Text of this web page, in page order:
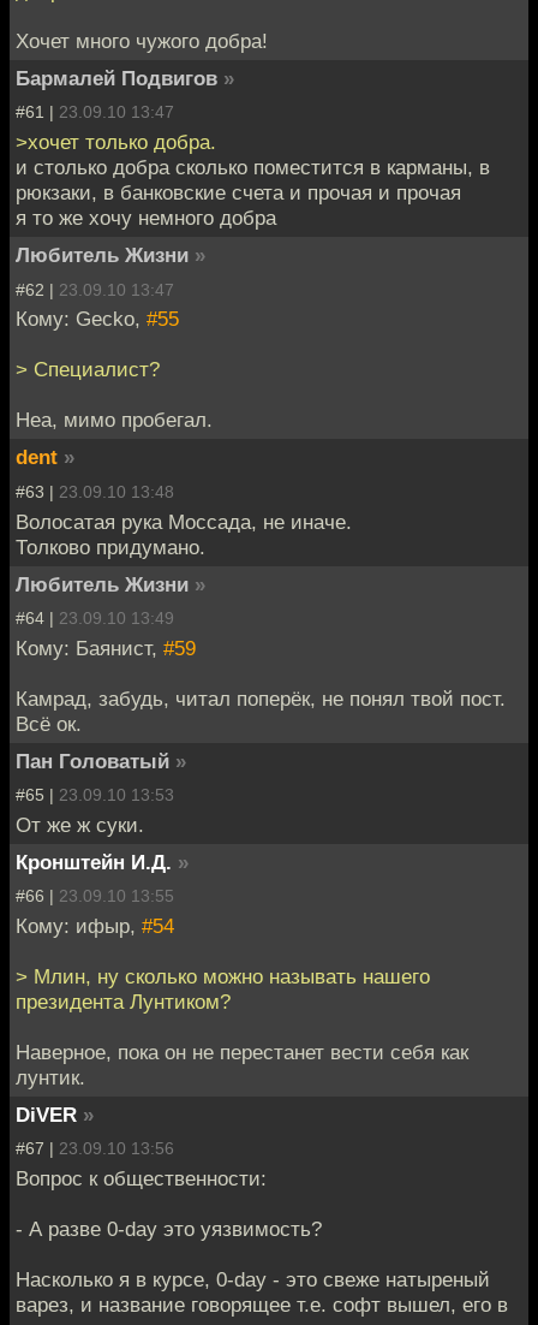
Хочет много чужого добра!
Бармалей Подвигов »
#61 | 23.09.10 13:47
>хочет только добра.
и столько добра сколько поместится в карманы, в
рюкзаки, в банковские счета и прочая и прочая
я то же хочу немного добра
Любитель Жизни »
#62 | 23.09.10 13:47
Кому: Gecko, #55
> Специалист?
Неа, мимо пробегал.
dent »
#63 | 23.09.10 13:48
Волосатая рука Моссада, не иначе.
Толково придумано.
Любитель Жизни »
#64 | 23.09.10 13:49
Кому: Баянист, #59
Камрад, забудь, читал поперёк, не понял твой пост.
Всё ок.
Пан Головатый »
#65 | 23.09.10 13:53
От же ж суки.
Кронштейн И.Д. »
#66 | 23.09.10 13:55
Кому: ифыр, #54
> Млин, ну сколько можно называть нашего
президента Лунтиком?
Наверное, пока он не перестанет вести себя как
лунтик.
DiVER »
#67 | 23.09.10 13:56
Вопрос к общественности:
- А разве 0-day это уязвимость?
Насколько я в курсе, 0-day - это свеже натыреный
варез, и название говорящее т.е. софт вышел, его в